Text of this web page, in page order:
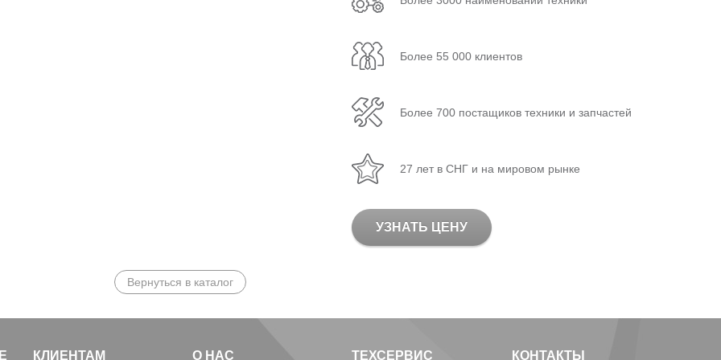
Более 55 000 клиентов
Более 700 постащиков техники и запчастей
27 лет в СНГ и на мировом рынке
УЗНАТЬ ЦЕНУ
Вернуться в каталог
КЛИЕНТАМ О НАС ТЕХСЕРВИС КОНТАКТЫ